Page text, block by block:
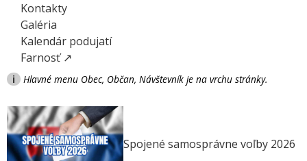
Kontakty
Galéria
Kalendár podujatí
Farnosť ↗
i Hlavné menu Obec, Občan, Návštevník je na vrchu stránky.
Spojené samosprávne voľby 2026